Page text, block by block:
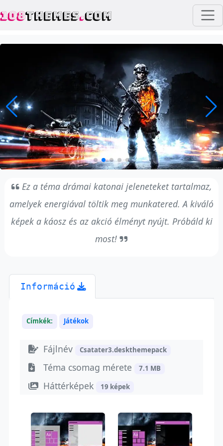
108THEMES.COM
Ez a téma drámai katonai jeleneteket tartalmaz,
amelyek energiával töltik meg munkatered. A kiváló
képek a káosz és az akció élményt nyújt. Próbáld ki
most!
Információ
Címkék: Játékok
Fájlnév Csatater3.deskthemepack
Téma csomag mérete 7.1 MB
Háttérképek 19 képek